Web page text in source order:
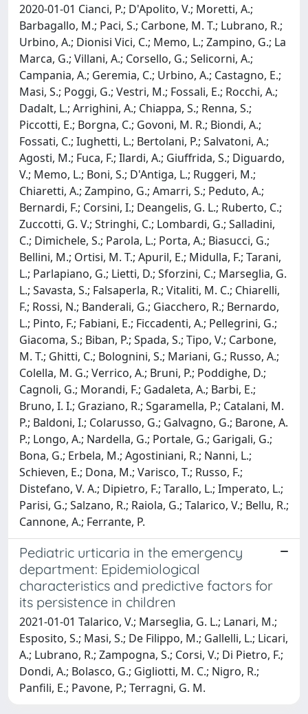
2020-01-01 Cianci, P.; D'Apolito, V.; Moretti, A.;
Barbagallo, M.; Paci, S.; Carbone, M. T.; Lubrano, R.;
Urbino, A.; Dionisi Vici, C.; Memo, L.; Zampino, G.; La
Marca, G.; Villani, A.; Corsello, G.; Selicorni, A.;
Campania, A.; Geremia, C.; Urbino, A.; Castagno, E.;
Masi, S.; Poggi, G.; Vestri, M.; Fossali, E.; Rocchi, A.;
Dadalt, L.; Arrighini, A.; Chiappa, S.; Renna, S.;
Piccotti, E.; Borgna, C.; Govoni, M. R.; Biondi, A.;
Fossati, C.; Iughetti, L.; Bertolani, P.; Salvatoni, A.;
Agosti, M.; Fuca, F.; Ilardi, A.; Giuffrida, S.; Diguardo,
V.; Memo, L.; Boni, S.; D'Antiga, L.; Ruggeri, M.;
Chiaretti, A.; Zampino, G.; Amarri, S.; Peduto, A.;
Bernardi, F.; Corsini, I.; Deangelis, G. L.; Ruberto, C.;
Zuccotti, G. V.; Stringhi, C.; Lombardi, G.; Salladini,
C.; Dimichele, S.; Parola, L.; Porta, A.; Biasucci, G.;
Bellini, M.; Ortisi, M. T.; Apuril, E.; Midulla, F.; Tarani,
L.; Parlapiano, G.; Lietti, D.; Sforzini, C.; Marseglia, G.
L.; Savasta, S.; Falsaperla, R.; Vitaliti, M. C.; Chiarelli,
F.; Rossi, N.; Banderali, G.; Giacchero, R.; Bernardo,
L.; Pinto, F.; Fabiani, E.; Ficcadenti, A.; Pellegrini, G.;
Giacoma, S.; Biban, P.; Spada, S.; Tipo, V.; Carbone,
M. T.; Ghitti, C.; Bolognini, S.; Mariani, G.; Russo, A.;
Colella, M. G.; Verrico, A.; Bruni, P.; Poddighe, D.;
Cagnoli, G.; Morandi, F.; Gadaleta, A.; Barbi, E.;
Bruno, I. I.; Graziano, R.; Sgaramella, P.; Catalani, M.
P.; Baldoni, I.; Colarusso, G.; Galvagno, G.; Barone, A.
P.; Longo, A.; Nardella, G.; Portale, G.; Garigali, G.;
Bona, G.; Erbela, M.; Agostiniani, R.; Nanni, L.;
Schieven, E.; Dona, M.; Varisco, T.; Russo, F.;
Distefano, V. A.; Dipietro, F.; Tarallo, L.; Imperato, L.;
Parisi, G.; Salzano, R.; Raiola, G.; Talarico, V.; Bellu, R.;
Cannone, A.; Ferrante, P.
Pediatric urticaria in the emergency
department: Epidemiological
characteristics and predictive factors for
its persistence in children
2021-01-01 Talarico, V.; Marseglia, G. L.; Lanari, M.;
Esposito, S.; Masi, S.; De Filippo, M.; Gallelli, L.; Licari,
A.; Lubrano, R.; Zampogna, S.; Corsi, V.; Di Pietro, F.;
Dondi, A.; Bolasco, G.; Gigliotti, M. C.; Nigro, R.;
Panfili, E.; Pavone, P.; Terragni, G. M.